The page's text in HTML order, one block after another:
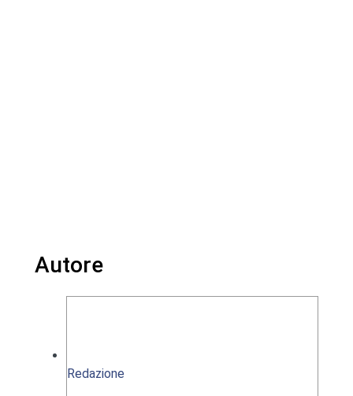
Autore
Redazione